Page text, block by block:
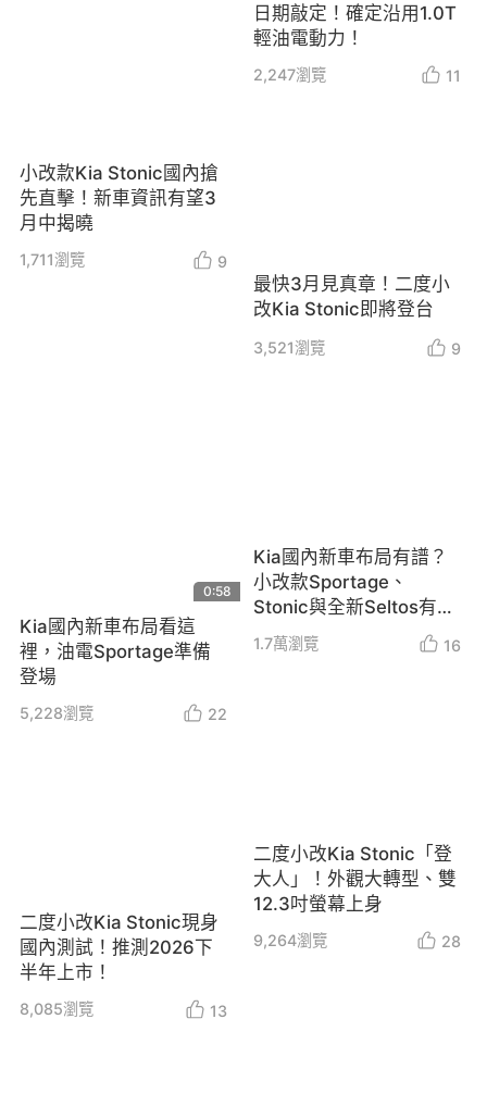
小改款Kia Stonic國內搶
先直擊！新車資訊有望3
月中揭曉
1,711瀏覽 9
0:58
Kia國內新車布局看這
裡，油電Sportage準備
登場
5,228瀏覽 22
二度小改Kia Stonic現身
國內測試！推測2026下
半年上市！
8,085瀏覽 13
日期敲定！確定沿用1.0T
輕油電動力！
2,247瀏覽 11
最快3月見真章！二度小
改Kia Stonic即將登台
3,521瀏覽 9
Kia國內新車布局有譜？
小改款Sportage、
Stonic與全新Seltos有望
導入
1.7萬瀏覽 16
二度小改Kia Stonic「登
大人」！外觀大轉型、雙
12.3吋螢幕上身
9,264瀏覽 28